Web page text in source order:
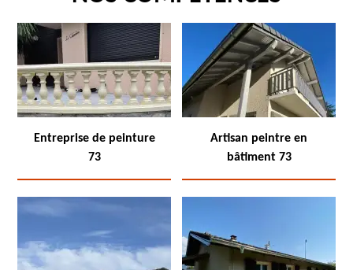
Entreprise de peinture
73
Artisan peintre en
bâtiment 73